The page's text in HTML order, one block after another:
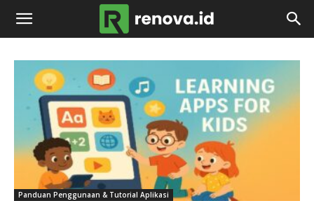
renova.id
Panduan Penggunaan & Tutorial Aplikasi